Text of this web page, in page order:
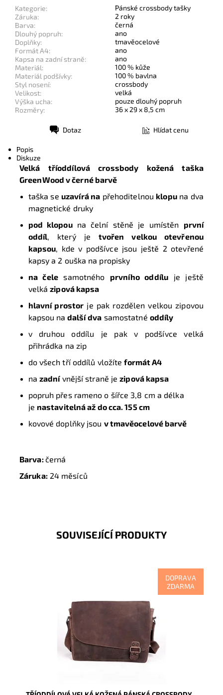
Kategorie:
Pánské crossbody tašky
Záruka:
2 roky
Barva:
černá
Dlouhý popruh:
ano
Doplňky:
tmavěocelové
Formát A4:
ano
Kapsa na zadní straně:
ano
Materiál:
100 % kůže
Materiál podšívky:
100 % bavlna
Styl nosení:
crossbody
Velikost:
velká
Výška ucha:
pouze dlouhý popruh
Rozměry:
36 x 29 x 8,5 cm
Dotaz Hlídat cenu
Popis
Diskuze
Velká tříoddílová crossbody kožená taška
GreenWood v černé barvě
taška seuzavírá na přehoditelnou klopuna dva
magnetické druky
pod klopouna čelní stěně je umístěn první
oddíl , který je tvořen velkou otevřenou
kapsou , kde v podšívce jsou ještě 2 otevřené
kapsy a 2 ouška na propisky
na čelesamotného prvního oddílu je ještě
velkázipová kapsa
hlavní prostor je pak rozdělen velkou zipovou
kapsou na další dva samostatné oddíly
v druhou oddílu je pak v podšívce velká
přihrádka na zip
do všech tří oddílů vložíteformát A4
na zadnívnější straně jezipová kapsa
popruh přes rameno o šířce 3,8 cm a délka
je nastavitelná až do cca. 155 cm
kovové doplňky jsou v tmavěocelové barvě
Barva:černá
Záruka:24 měsíců
SOUVISEJÍCÍ PRODUKTY
DOPRAVA
ZDARMA
Velká kožená hnědá pevná tříodddílová pánská
crossbody taška na formát A4 australské značky
Skladem
17185
GreenWood
2 roky